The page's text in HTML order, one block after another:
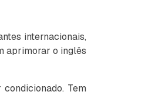
internacionais,
aprimorar o inglês
Tem